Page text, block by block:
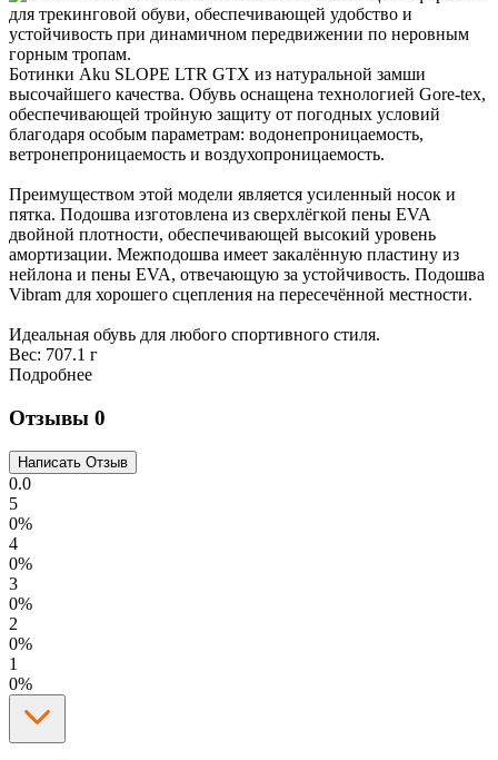
Ботинки Aku SLOPE LTR GTX из натуральной замши
высочайшего качества. Обувь оснащена технологией Gore-tex,
обеспечивающей тройную защиту от погодных условий
благодаря особым параметрам: водонепроницаемость,
ветронепроницаемость и воздухопроницаемость.
Преимуществом этой модели является усиленный носок и
пятка. Подошва изготовлена ​​из сверхлёгкой пены EVA
двойной плотности, обеспечивающей высокий уровень
амортизации. Межподошва имеет закалённую пластину из
нейлона и пены EVA, отвечающую за устойчивость. Подошва
Vibram для хорошего сцепления на пересечённой местности.
Идеальная обувь для любого спортивного стиля.
Вес: 707.1 г
Подробнее
Отзывы 0
0.0
5
0%
4
0%
3
0%
2
0%
1
0%